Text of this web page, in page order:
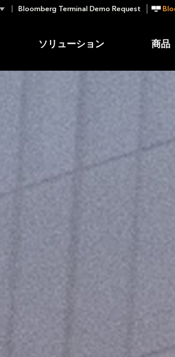
Bloomberg Terminal Demo Request
ソリューション 商品